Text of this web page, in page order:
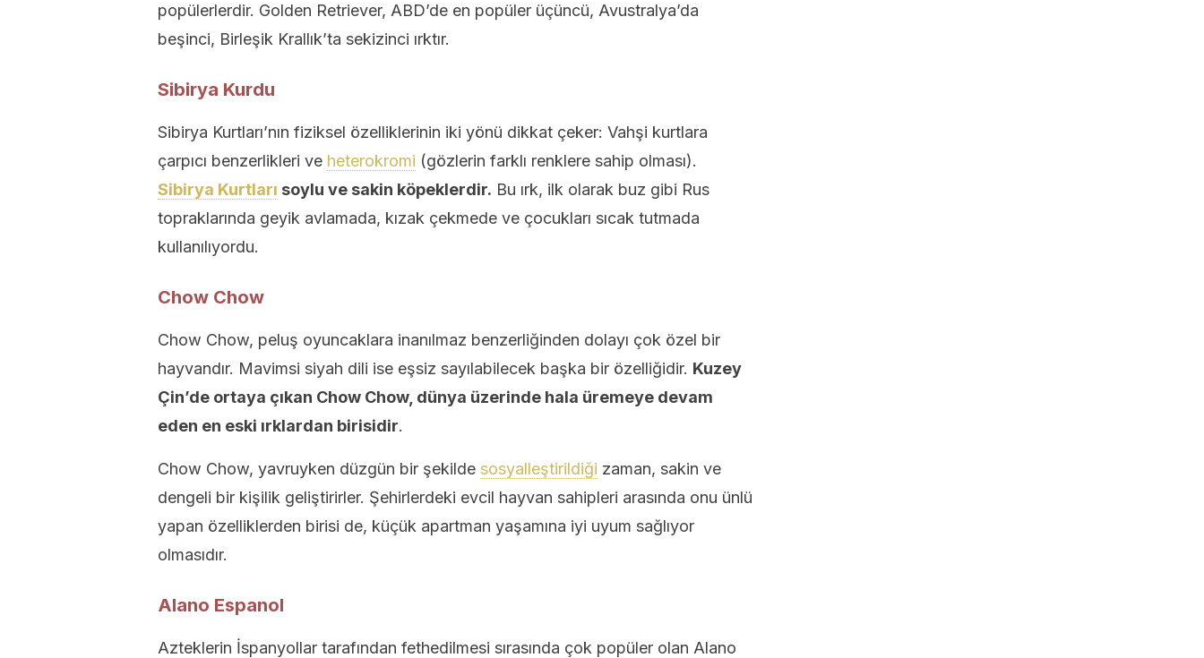
popülerlerdir. Golden Retriever, ABD’de en popüler üçüncü, Avustralya’da
beşinci, Birleşik Krallık’ta sekizinci ırktır.
Sibirya Kurdu
Sibirya Kurtları’nın fiziksel özelliklerinin iki yönü dikkat çeker: Vahşi kurtlara
çarpıcı benzerlikleri ve heterokromi (gözlerin farklı renklere sahip olması).
Sibirya Kurtları soylu ve sakin köpeklerdir. Bu ırk, ilk olarak buz gibi Rus
topraklarında geyik avlamada, kızak çekmede ve çocukları sıcak tutmada
kullanılıyordu.
Chow Chow
Chow Chow, peluş oyuncaklara inanılmaz benzerliğinden dolayı çok özel bir
hayvandır. Mavimsi siyah dili ise eşsiz sayılabilecek başka bir özelliğidir. Kuzey
Çin’de ortaya çıkan Chow Chow, dünya üzerinde hala üremeye devam
eden en eski ırklardan birisidir.
Chow Chow, yavruyken düzgün bir şekilde sosyalleştirildiği zaman, sakin ve
dengeli bir kişilik geliştirirler. Şehirlerdeki evcil hayvan sahipleri arasında onu ünlü
yapan özelliklerden birisi de, küçük apartman yaşamına iyi uyum sağlıyor
olmasıdır.
Alano Espanol
Azteklerin İspanyollar tarafından fethedilmesi sırasında çok popüler olan Alano